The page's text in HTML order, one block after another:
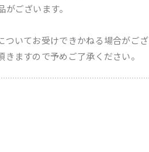
ございます。
ついてお受けできかねる場合がござ
ますので予めご了承ください。